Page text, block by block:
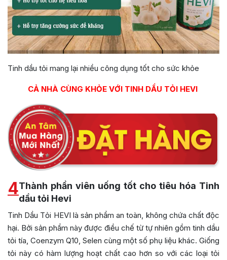
Tinh dầu tỏi mang lại nhiều công dụng tốt cho sức khỏe
CẢ NHÀ CÙNG KHỎE VỚI TINH DẦU TỎI HEVI
4Thành phần viên uống tốt cho tiêu hóa Tinh
dầu tỏi Hevi
Tinh Dầu Tỏi HEVI là sản phẩm an toàn, không chứa chất độc
hại. Bởi sản phẩm này được điều chế từ tự nhiên gồm tinh dầu
tỏi tía, Coenzym Q10, Selen cùng một số phụ liệu khác. Giống
tỏi này có hàm lượng hoạt chất cao hơn so với các loại tỏi